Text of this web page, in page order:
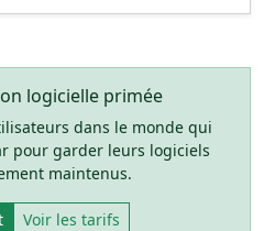
logicielle primée
dans le monde qui
pour garder leurs logiciels
maintenus.
Voir les tarifs